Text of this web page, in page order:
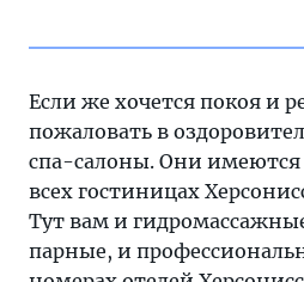
Если же хочется покоя и
пожаловать в
спа-салоны. Они имеются
всех гостиницах
Тут вам и
парные, и